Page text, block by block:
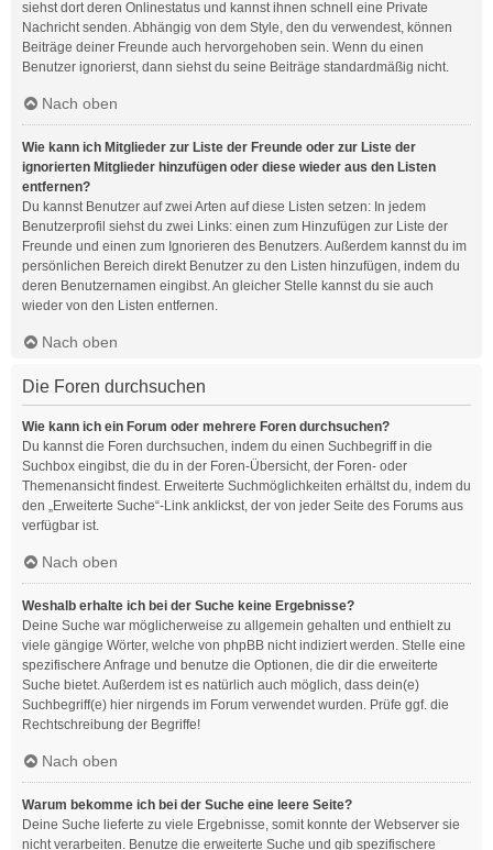
siehst dort deren Onlinestatus und kannst ihnen schnell eine Private
Nachricht senden. Abhängig von dem Style, den du verwendest, können
Beiträge deiner Freunde auch hervorgehoben sein. Wenn du einen
Benutzer ignorierst, dann siehst du seine Beiträge standardmäßig nicht.
Nach oben
Wie kann ich Mitglieder zur Liste der Freunde oder zur Liste der
ignorierten Mitglieder hinzufügen oder diese wieder aus den Listen
entfernen?
Du kannst Benutzer auf zwei Arten auf diese Listen setzen: In jedem
Benutzerprofil siehst du zwei Links: einen zum Hinzufügen zur Liste der
Freunde und einen zum Ignorieren des Benutzers. Außerdem kannst du im
persönlichen Bereich direkt Benutzer zu den Listen hinzufügen, indem du
deren Benutzernamen eingibst. An gleicher Stelle kannst du sie auch
wieder von den Listen entfernen.
Nach oben
Die Foren durchsuchen
Wie kann ich ein Forum oder mehrere Foren durchsuchen?
Du kannst die Foren durchsuchen, indem du einen Suchbegriff in die
Suchbox eingibst, die du in der Foren-Übersicht, der Foren- oder
Themenansicht findest. Erweiterte Suchmöglichkeiten erhältst du, indem du
den „Erweiterte Suche“-Link anklickst, der von jeder Seite des Forums aus
verfügbar ist.
Nach oben
Weshalb erhalte ich bei der Suche keine Ergebnisse?
Deine Suche war möglicherweise zu allgemein gehalten und enthielt zu
viele gängige Wörter, welche von phpBB nicht indiziert werden. Stelle eine
spezifischere Anfrage und benutze die Optionen, die dir die erweiterte
Suche bietet. Außerdem ist es natürlich auch möglich, dass dein(e)
Suchbegriff(e) hier nirgends im Forum verwendet wurden. Prüfe ggf. die
Rechtschreibung der Begriffe!
Nach oben
Warum bekomme ich bei der Suche eine leere Seite?
Deine Suche lieferte zu viele Ergebnisse, somit konnte der Webserver sie
nicht verarbeiten. Benutze die erweiterte Suche und gib spezifischere